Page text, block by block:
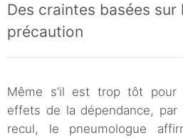
Des craintes basées sur
précaution
Même s’il est trop tôt pour
effets de la dépendance, par
recul, le pneumologue